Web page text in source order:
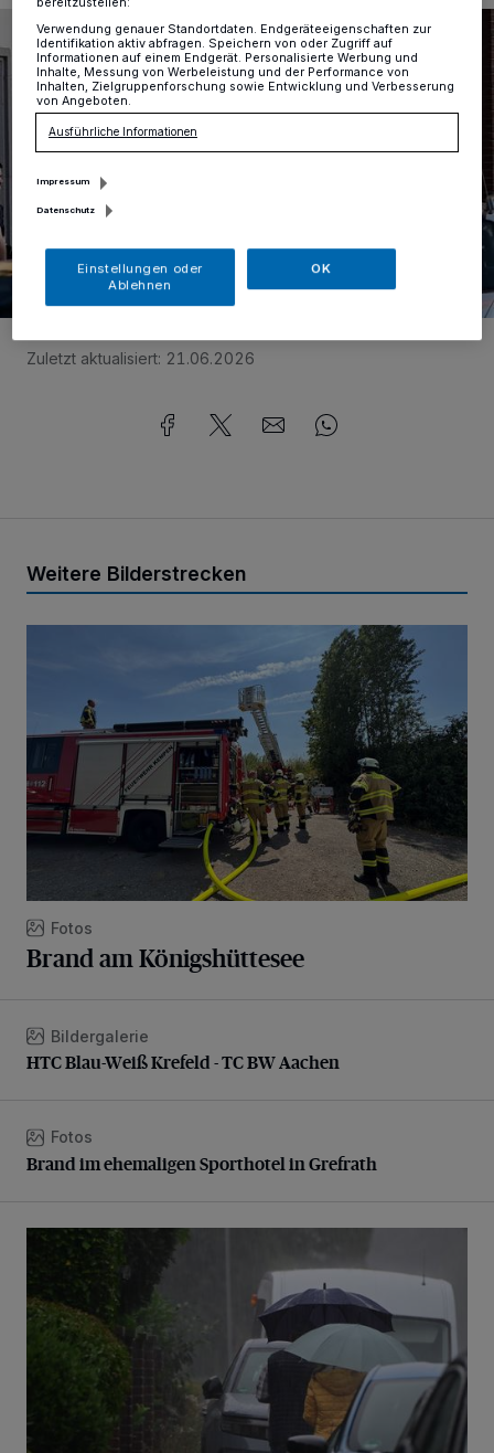
Zuletzt aktualisiert: 21.06.2026
Weitere Bilderstrecken
Fotos
Brand am Königshüttesee
HTC Blau-Weiß Krefeld - TC BW Aachen
Bildergalerie
HTC Blau-Weiß Krefeld - TC BW Aachen
Brand im ehemaligen Sporthotel in Grefrath
Fotos
Brand im ehemaligen Sporthotel in Grefrath
Endlich Regen...
Verwendung genauer Standortdaten. Endgeräteeigenschaften zur
Identifikation aktiv abfragen. Speichern von oder Zugriff auf
Informationen auf einem Endgerät. Personalisierte Werbung und
Inhalte, Messung von Werbeleistung und der Performance von
Inhalten, Zielgruppenforschung sowie Entwicklung und Verbesserung
von Angeboten.
Ausführliche Informationen
Impressum
Datenschutz
Einstellungen oder
Ablehnen
OK